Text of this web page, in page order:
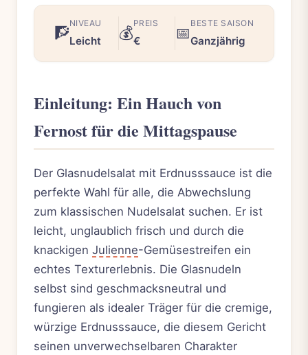
🧗
NIVEAU
Leicht 💰
PREIS
€ 📅
BESTE SAISON
Ganzjährig
Einleitung: Ein Hauch von
Fernost für die Mittagspause
Der Glasnudelsalat mit Erdnusssauce ist die
perfekte Wahl für alle, die Abwechslung
zum klassischen Nudelsalat suchen. Er ist
leicht, unglaublich frisch und durch die
knackigen Julienne-Gemüsestreifen ein
echtes Texturerlebnis. Die Glasnudeln
selbst sind geschmacksneutral und
fungieren als idealer Träger für die cremige,
würzige Erdnusssauce, die diesem Gericht
seinen unverwechselbaren Charakter